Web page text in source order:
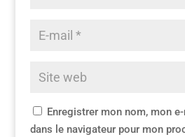
Enregistrer mon nom, mon
dans le navigateur pour mon